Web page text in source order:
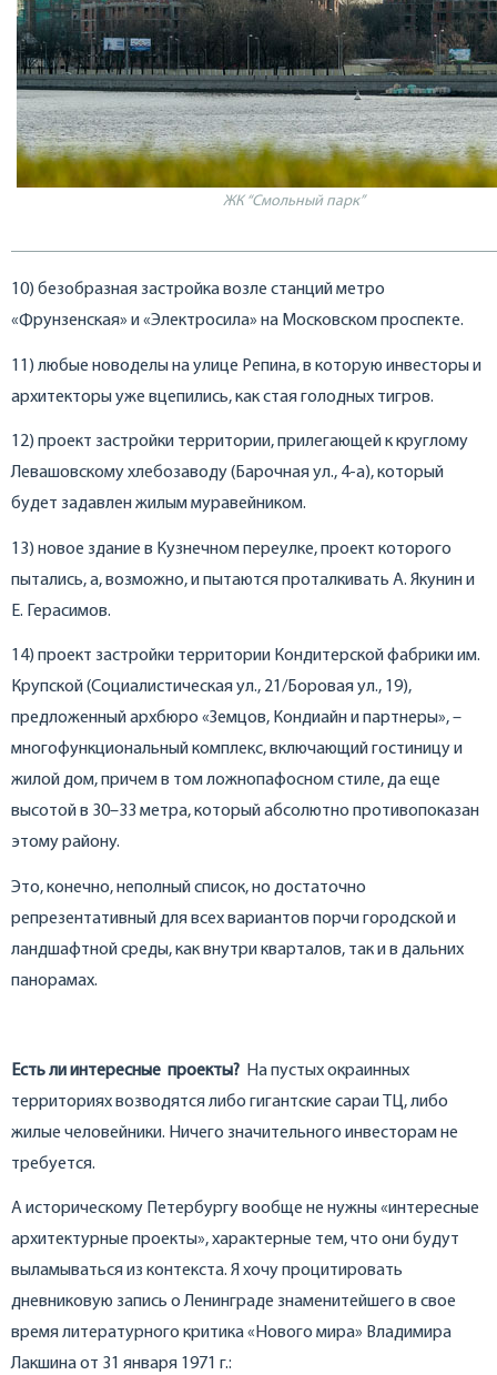
ЖК “Смольный парк”
10) безобразная застройка возле станций метро
«Фрунзенская» и «Электросила» на Московском проспекте.
11) любые новоделы на улице Репина, в которую инвесторы и
архитекторы уже вцепились, как стая голодных тигров.
12) проект застройки территории, прилегающей к круглому
Левашовскому хлебозаводу (Барочная ул., 4-а), который
будет задавлен жилым муравейником.
13) новое здание в Кузнечном переулке, проект которого
пытались, а, возможно, и пытаются проталкивать А. Якунин и
Е. Герасимов.
14) проект застройки территории Кондитерской фабрики им.
Крупской (Социалистическая ул., 21/Боровая ул., 19),
предложенный архбюро «Земцов, Кондиайн и партнеры», –
многофункциональный комплекс, включающий гостиницу и
жилой дом, причем в том ложнопафосном стиле, да еще
высотой в 30–33 метра, который абсолютно противопоказан
этому району.
Это, конечно, неполный список, но достаточно
репрезентативный для всех вариантов порчи городской и
ландшафтной среды, как внутри кварталов, так и в дальних
панорамах.
Есть ли интересные проекты? На пустых окраинных
территориях возводятся либо гигантские сараи ТЦ, либо
жилые человейники. Ничего значительного инвесторам не
требуется.
А историческому Петербургу вообще не нужны «интересные
архитектурные проекты», характерные тем, что они будут
выламываться из контекста. Я хочу процитировать
дневниковую запись о Ленинграде знаменитейшего в свое
время литературного критика «Нового мира» Владимира
Лакшина от 31 января 1971 г.: